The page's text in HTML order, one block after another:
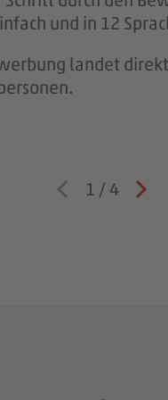
und in 12
landet
haben,
1 / 4